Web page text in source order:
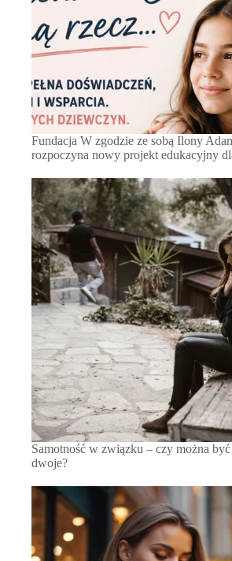
Fundacja W zgodzie ze sobą Ilony
rozpoczyna nowy projekt edukacyjny
Samotność w związku – czy można
dwoje?